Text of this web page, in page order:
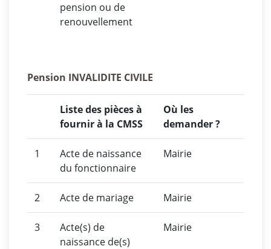
pension ou de
renouvellement
Pension INVALIDITE CIVILE
Liste des pièces à
fournir à la CMSS
Où les
demander ?
1
Acte de naissance
du fonctionnaire
Mairie
2 Acte de mariage Mairie
3
Acte(s) de
naissance de(s)
Mairie